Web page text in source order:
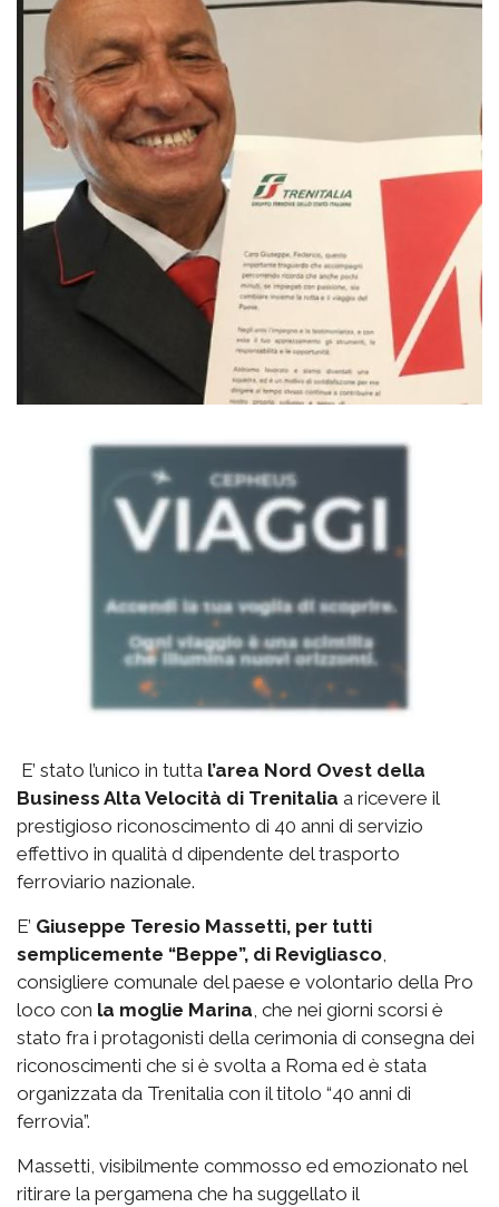
E’ stato l’unico in tutta l’area Nord Ovest della
Business Alta Velocità di Trenitalia a ricevere il
prestigioso riconoscimento di 40 anni di servizio
effettivo in qualità d dipendente del trasporto
ferroviario nazionale.
E’ Giuseppe Teresio Massetti, per tutti
semplicemente “Beppe”, di Revigliasco,
consigliere comunale del paese e volontario della Pro
loco con la moglie Marina, che nei giorni scorsi è
stato fra i protagonisti della cerimonia di consegna dei
riconoscimenti che si è svolta a Roma ed è stata
organizzata da Trenitalia con il titolo “40 anni di
ferrovia”.
Massetti, visibilmente commosso ed emozionato nel
ritirare la pergamena che ha suggellato il